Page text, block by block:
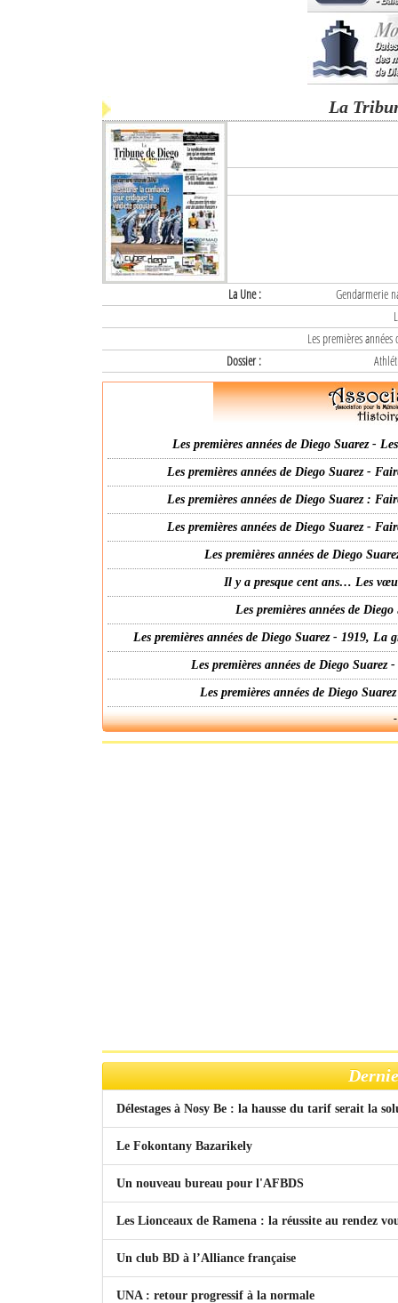
La
La Une :
Gendarmerie
Les premières
Dossier :
Les premières années de Diego Suarez -
Les premières années de Diego Suarez -
Les premières années de Diego Suarez :
Les premières années de Diego Suarez -
Les premières années de Diego
Il y a presque cent ans… Les
Les premières années de
Les premières années de Diego Suarez - 1919,
Les premières années de Diego
Les premières années de Diego
Délestages à Nosy Be : la hausse du tarif serait la
Le Fokontany Bazarikely
Un nouveau bureau pour l'AFBDS
Les Lionceaux de Ramena : la réussite au rendez
Un club BD à l’Alliance française
UNA : retour progressif à la normale